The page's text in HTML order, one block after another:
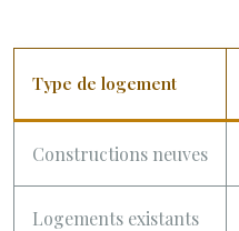
Type de logement
Constructions neuves
Logements existants